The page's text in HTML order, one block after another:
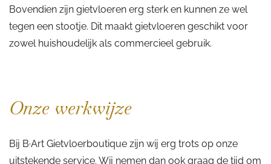
Bovendien zijn gietvloeren erg sterk en kunnen ze wel
tegen een stootje. Dit maakt gietvloeren geschikt voor
zowel huishoudelijk als commercieel gebruik.
Onze werkwijze
Bij B·Art Gietvloerboutique zijn wij erg trots op onze
uitstekende service. Wij nemen dan ook graag de tijd om